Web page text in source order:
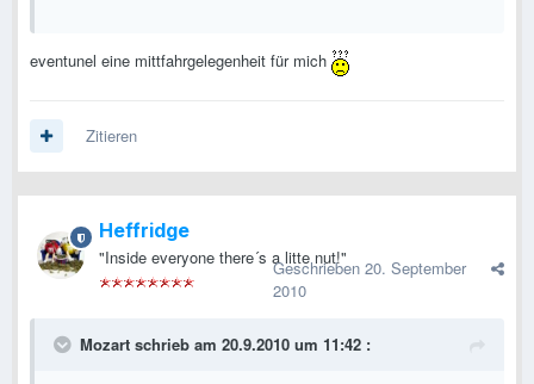
eventunel eine mittfahrgelegenheit für mich
Zitieren
Heffridge
"Inside everyone there´s a litte nut!"
Geschrieben 20. September
2010
Mozart schrieb am 20.9.2010 um 11:42 :